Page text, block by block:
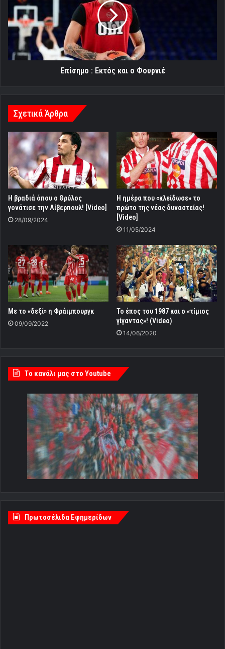
και
ο
Φουρνιέ
Επίσημο : Εκτός και ο Φουρνιέ
Σχετικά Άρθρα
Η βραδιά όπου ο Θρύλος
γονάτισε την Λίβερπουλ! [Video]
28/09/2024
Η ημέρα που «κλείδωσε» το
πρώτο της νέας δυναστείας!
[Video]
11/05/2024
Mε το «δεξί» η Φράιμπουργκ
09/09/2022
Το έπος του 1987 και ο «τίμιος
γίγαντας»! (Video)
14/06/2020
Tο κανάλι μας στο Youtube
Πρωτοσέλιδα Εφημερίδων